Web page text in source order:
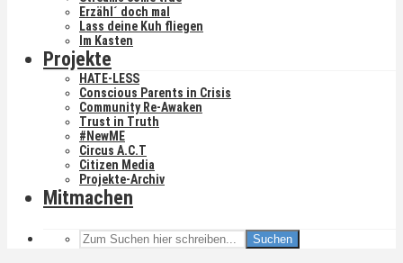
Erzähl´ doch mal
Lass deine Kuh fliegen
Im Kasten
Projekte
HATE-LESS
Conscious Parents in Crisis
Community Re-Awaken
Trust in Truth
#NewME
Circus A.C.T
Citizen Media
Projekte-Archiv
Mitmachen
Suchen